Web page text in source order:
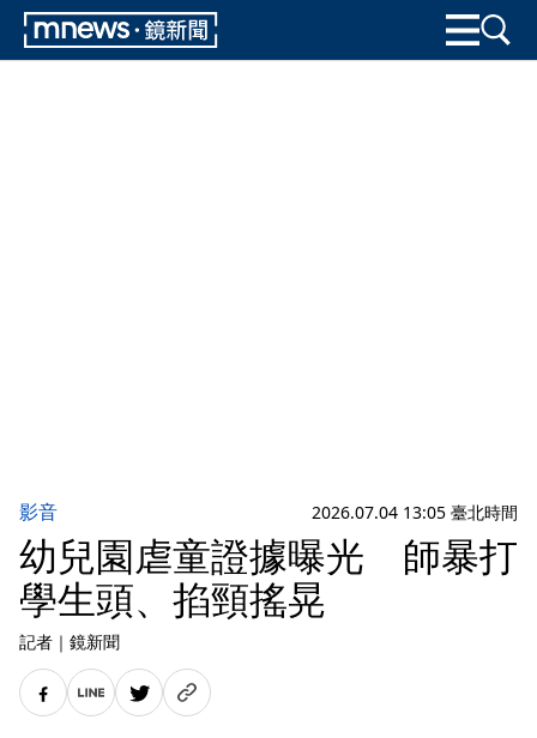
影音 2026.07.04 13:05 臺北時間
幼兒園虐童證據曝光 師暴打
學生頭、掐頸搖晃
記者 ｜ 鏡新聞